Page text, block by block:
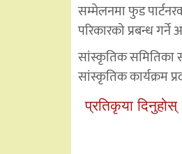
सम्मेलनमा फुड
परिकारको प्रबन्ध गर्ने
सांस्कृतिक समितिका
सांस्कृतिक कार्यक्रम
प्रतिकृया दिनुहोस्